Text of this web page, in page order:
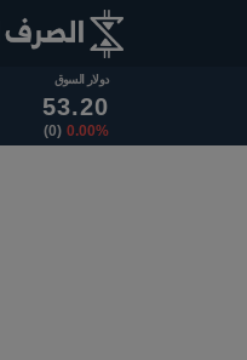
دولار السوق
53.20
0.00%
(0)